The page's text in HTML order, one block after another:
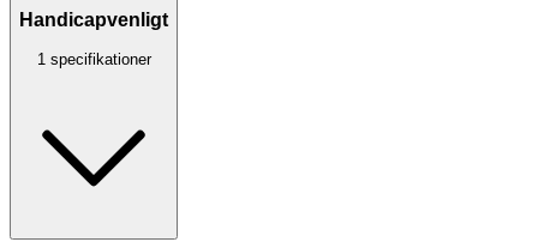
Handicapvenligt
1 specifikationer